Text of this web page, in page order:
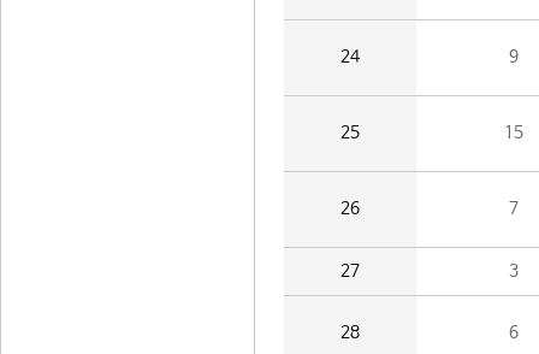
24 9
25 15
26 7
27 3
28 6